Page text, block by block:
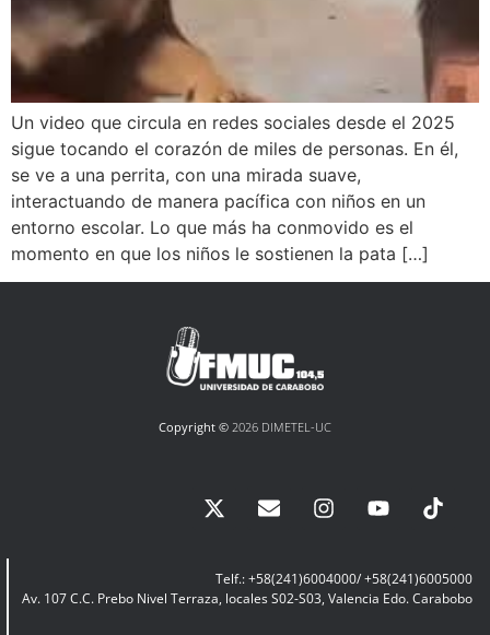
Un video que circula en redes sociales desde el 2025
sigue tocando el corazón de miles de personas. En él,
se ve a una perrita, con una mirada suave,
interactuando de manera pacífica con niños en un
entorno escolar. Lo que más ha conmovido es el
momento en que los niños le sostienen la pata […]
Copyright © 2026 DIMETEL-UC
Telf.: +58(241)6004000/ +58(241)6005000
Av. 107 C.C. Prebo Nivel Terraza, locales S02-S03, Valencia Edo. Carabobo